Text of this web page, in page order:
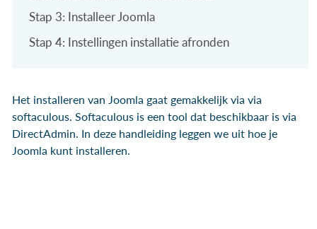
Stap 3: Installeer Joomla
Stap 4: Instellingen installatie afronden
Het installeren van Joomla gaat gemakkelijk via via
softaculous. Softaculous is een tool dat beschikbaar is via
DirectAdmin. In deze handleiding leggen we uit hoe je
Joomla kunt installeren.